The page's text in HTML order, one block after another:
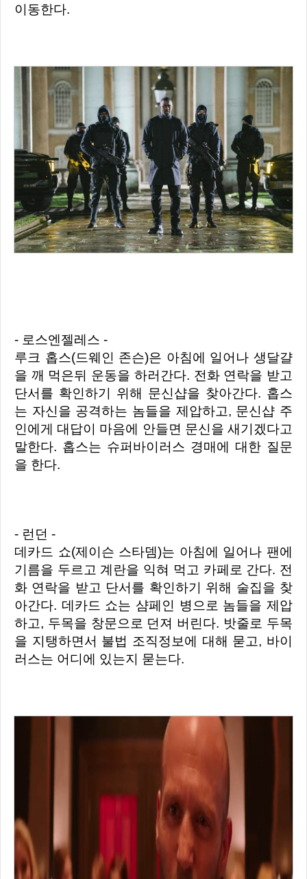
이동한다.
- 로스엔젤레스 -
루크 홉스(드웨인 존슨)은 아침에 일어나 생달걀
을 깨 먹은뒤 운동을 하러간다. 전화 연락을 받고
단서를 확인하기 위해 문신샵을 찾아간다. 홉스
는 자신을 공격하는 놈들을 제압하고, 문신샵 주
인에게 대답이 마음에 안들면 문신을 새기겠다고
말한다. 홉스는 슈퍼바이러스 경매에 대한 질문
을 한다.
- 런던 -
데카드 쇼(제이슨 스타뎀)는 아침에 일어나 팬에
기름을 두르고 계란을 익혀 먹고 카페로 간다. 전
화 연락을 받고 단서를 확인하기 위해 술집을 찾
아간다. 데카드 쇼는 샴페인 병으로 놈들을 제압
하고, 두목을 창문으로 던져 버린다. 밧줄로 두목
을 지탱하면서 불법 조직정보에 대해 묻고, 바이
러스는 어디에 있는지 묻는다.